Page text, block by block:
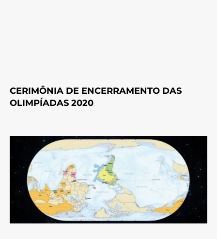
CERIMÔNIA DE ENCERRAMENTO DAS
OLIMPÍADAS 2020